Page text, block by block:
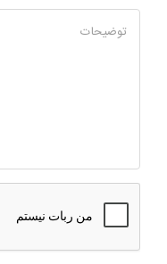
توضیحات